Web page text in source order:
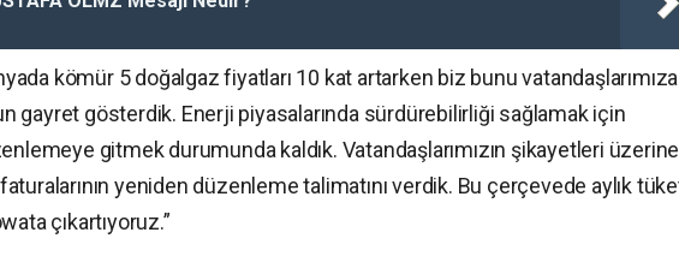
kömür 5 doğalgaz fiyatları 10 kat artarken biz bunu vatandaşlarımıza
gayret gösterdik. Enerji piyasalarında sürdürebilirliği sağlamak için
gitmek durumunda kaldık. Vatandaşlarımızın şikayetleri üzerine
yeniden düzenleme talimatını verdik. Bu çerçevede aylık
çıkartıyoruz.”